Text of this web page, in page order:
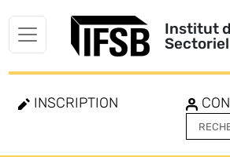
Institut
INSCRIPTION